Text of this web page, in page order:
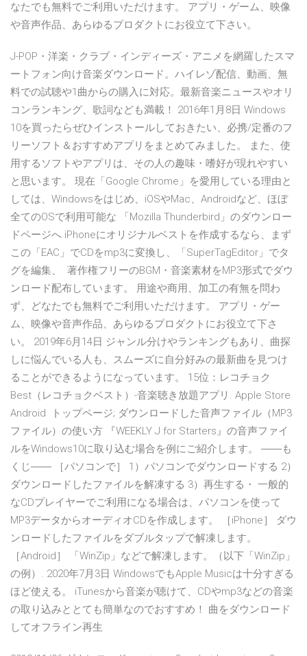
なたでも無料でご利用いただけます。 アプリ・ゲーム、映像
や音声作品、あらゆるプロダクトにお役立て下さい。
J-POP・洋楽・クラブ・インディーズ・アニメを網羅したスマ
ートフォン向け音楽ダウンロード。ハイレゾ配信、動画、無
料での試聴や1曲からの購入に対応。最新音楽ニュースやオリ
コンランキング、歌詞なども満載！ 2016年1月8日 Windows
10を買ったらぜひインストールしておきたい、必携/定番のフ
リーソフト＆おすすめアプリをまとめてみました。 また、使
用するソフトやアプリは、その人の趣味・嗜好が現れやすい
と思います。 現在「Google Chrome」を愛用している理由と
しては、Windowsをはじめ、iOSやMac、Androidなど、ほぼ
全てのOSで利用可能な 「Mozilla Thunderbird」のダウンロー
ドページへ iPhoneにオリジナルベストを作成するなら、まず
この「EAC」でCDをmp3に変換し、「SuperTagEditor」でタ
グを編集、 著作権フリーのBGM・音楽素材をMP3形式でダウ
ンロード配布しています。 用途や商用、加工の有無を問わ
ず、どなたでも無料でご利用いただけます。 アプリ・ゲー
ム、映像や音声作品、あらゆるプロダクトにお役立て下さ
い。 2019年6月14日 ジャンル分けやランキングもあり、曲探
しに悩んでいる人も、スムーズに自分好みの最新曲を見つけ
ることができるようになっています。 15位：レコチョク
Best（レコチョクベスト）-音楽聴き放題アプリ. Apple Store
Android トップページ; ダウンロードした音声ファイル（MP3
ファイル）の使い方 『WEEKLY J for Starters』の音声ファイ
ルをWindows10に取り込む場合を例にご紹介します。 ――も
くじ―― ［パソコンで］ 1）パソコンでダウンロードする 2）
ダウンロードしたファイルを解凍する 3）再生する・ 一般的
なCDプレイヤーでご利用になる場合は、パソコンを使って
MP3データからオーディオCDを作成します。 ［iPhone］ ダウ
ンロードしたファイルをダブルタップで解凍します。
［Android］ 「WinZip」などで解凍します。（以下「WinZip」
の例）. 2020年7月3日 WindowsでもApple Musicは十分すぎる
ほど使える。 iTunesから音楽が聴けて、CDやmp3などの音楽
の取り込みととても簡単なのでおすすめ！ 曲をダウンロード
してオフライン再生